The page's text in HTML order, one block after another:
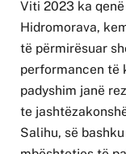
Viti 2023 ka
Hidromorava,
të përmirësuar
performancen të
padyshim janë
te
Salihu, së